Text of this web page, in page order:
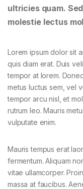
ultricies quam.
molestie lectus
Lorem ipsum dolor sit
quis diam erat. Duis
tempor at lorem.
metus luctus sem, vel
tempor arcu nisl, et
rutrum leo. Mauris
vulputate enim.
Mauris tempus erat
fermentum. Aliquam
vitae ullamcorper.
massa at faucibus.